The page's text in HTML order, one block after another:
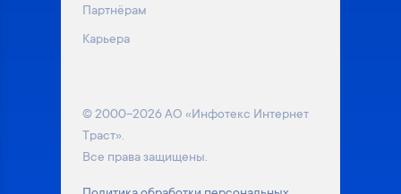
Партнёрам
Карьера
© 2000–2026 АО «Инфотекс Интернет
Траст».
Все права защищены.